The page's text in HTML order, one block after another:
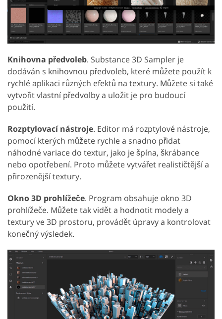
Knihovna předvoleb. Substance 3D Sampler je
dodáván s knihovnou předvoleb, které můžete použít k
rychlé aplikaci různých efektů na textury. Můžete si také
vytvořit vlastní předvolby a uložit je pro budoucí
použití.
Rozptylovací nástroje. Editor má rozptylové nástroje,
pomocí kterých můžete rychle a snadno přidat
náhodné variace do textur, jako je špína, škrábance
nebo opotřebení. Proto můžete vytvářet realističtější a
přirozenější textury.
Okno 3D prohlížeče. Program obsahuje okno 3D
prohlížeče. Můžete tak vidět a hodnotit modely a
textury ve 3D prostoru, provádět úpravy a kontrolovat
konečný výsledek.